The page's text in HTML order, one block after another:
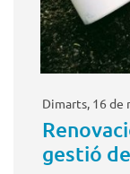
Dimarts, 16 de
gestió